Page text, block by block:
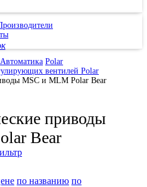
Автоматика Polar
вентилей Polar
MSC и MLM Polar Bear
приводы
Bear
по названию по